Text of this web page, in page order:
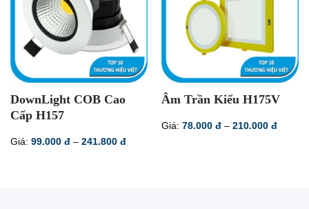
DownLight COB Cao
Cấp H157
Giá: 99.000 đ – 241.800 đKhoảng
Âm Trần Kiểu H175V
Giá: 78.000 đ – 210.000 đ